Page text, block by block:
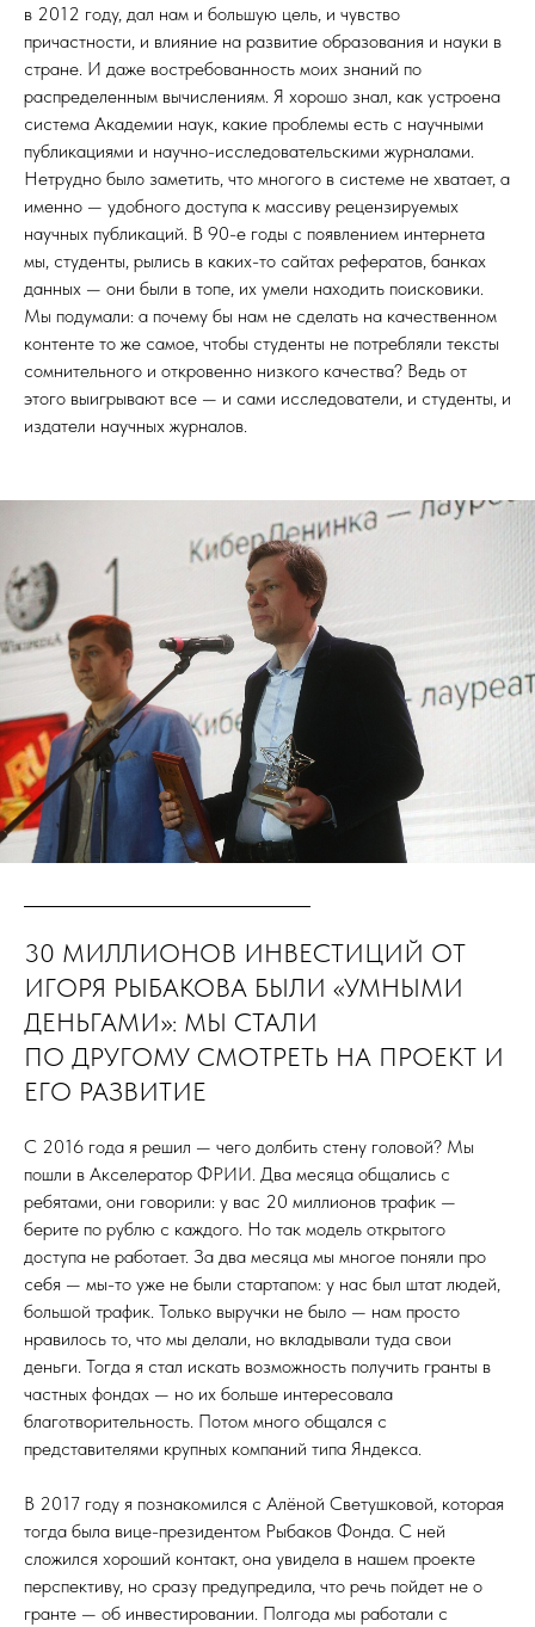
в 2012 году, дал нам и большую цель, и чувство
причастности, и влияние на развитие образования и науки в
стране. И даже востребованность моих знаний по
распределенным вычислениям. Я хорошо знал, как устроена
система Академии наук, какие проблемы есть с научными
публикациями и научно-исследовательскими журналами.
Нетрудно было заметить, что многого в системе не хватает, а
именно — удобного доступа к массиву рецензируемых
научных публикаций. В 90-е годы с появлением интернета
мы, студенты, рылись в каких-то сайтах рефератов, банках
данных — они были в топе, их умели находить поисковики.
Мы подумали: а почему бы нам не сделать на качественном
контенте то же самое, чтобы студенты не потребляли тексты
сомнительного и откровенно низкого качества? Ведь от
этого выигрывают все — и сами исследователи, и студенты, и
издатели научных журналов.
30 МИЛЛИОНОВ ИНВЕСТИЦИЙ ОТ
ИГОРЯ РЫБАКОВА БЫЛИ «УМНЫМИ
ДЕНЬГАМИ»: МЫ СТАЛИ
ПО ДРУГОМУ СМОТРЕТЬ НА ПРОЕКТ И
ЕГО РАЗВИТИЕ
С 2016 года я решил — чего долбить стену головой? Мы
пошли в Акселератор ФРИИ. Два месяца общались с
ребятами, они говорили: у вас 20 миллионов трафик —
берите по рублю с каждого. Но так модель открытого
доступа не работает. За два месяца мы многое поняли про
себя — мы-то уже не были стартапом: у нас был штат людей,
большой трафик. Только выручки не было — нам просто
нравилось то, что мы делали, но вкладывали туда свои
деньги. Тогда я стал искать возможность получить гранты в
частных фондах — но их больше интересовала
благотворительность. Потом много общался с
представителями крупных компаний типа Яндекса.
В 2017 году я познакомился с Алёной Светушковой, которая
тогда была вице-президентом Рыбаков Фонда. С ней
сложился хороший контакт, она увидела в нашем проекте
перспективу, но сразу предупредила, что речь пойдет не о
гранте — об инвестировании. Полгода мы работали с